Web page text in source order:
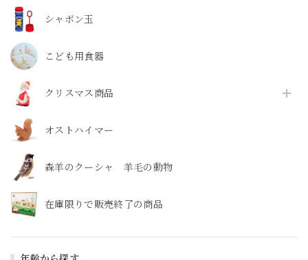
シャボン玉
こども用食器
クリスマス商品
オストハイマー
森羊のクーシャ 羊毛の動物
在庫限りで販売終了の商品